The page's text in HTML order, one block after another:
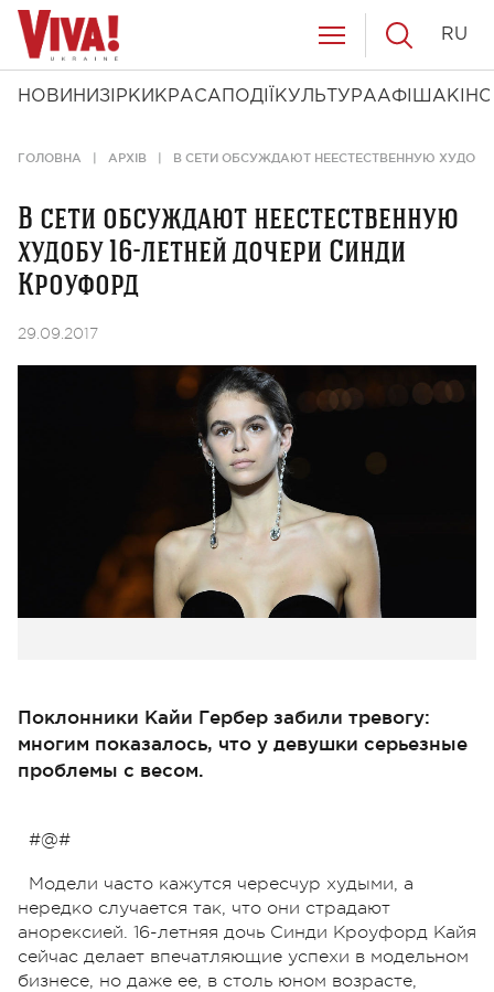
НОВИНИ ЗІРКИ КРАСА ПОДІЇ КУЛЬТУРААФІША КІНО
RU
ГОЛОВНА АРХІВ В СЕТИ ОБСУЖДАЮТ НЕЕСТЕСТВЕННУЮ ХУДОБУ
В сети обсуждают неестественную
худобу 16-летней дочери Синди
Кроуфорд
29.09.2017
Поклонники Кайи Гербер забили тревогу:
многим показалось, что у девушки серьезные
проблемы с весом.
#@#
Модели часто кажутся чересчур худыми, а
нередко случается так, что они страдают
анорексией. 16-летняя дочь Синди Кроуфорд Кайя
сейчас делает впечатляющие успехи в модельном
бизнесе, но даже ее, в столь юном возрасте,